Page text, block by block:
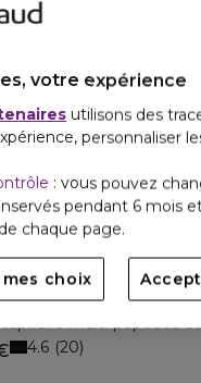
multi-peptides
4.6 20
votre expérience
utilisons des
personnaliser
: vous pouvez
pendant 6 mois
chaque page.
choix